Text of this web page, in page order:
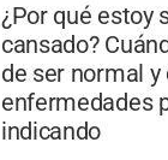
¿Por qué estoy
cansado?
de ser normal y
enfermedades
indicando